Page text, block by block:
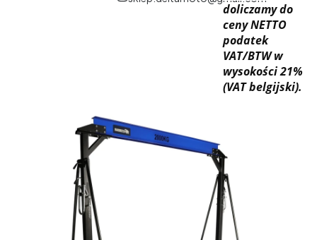
doliczamy do
ceny NETTO
podatek
VAT/BTW w
wysokości 21%
(VAT belgijski).